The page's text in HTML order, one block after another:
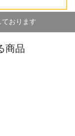
おります
商品